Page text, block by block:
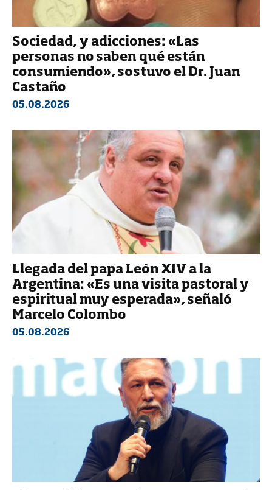
Sociedad, y adicciones: «Las
personas no saben qué están
consumiendo», sostuvo el Dr. Juan
Castaño
05.08.2026
Llegada del papa León XIV a la
Argentina: «Es una visita pastoral y
espiritual muy esperada», señaló
Marcelo Colombo
05.08.2026